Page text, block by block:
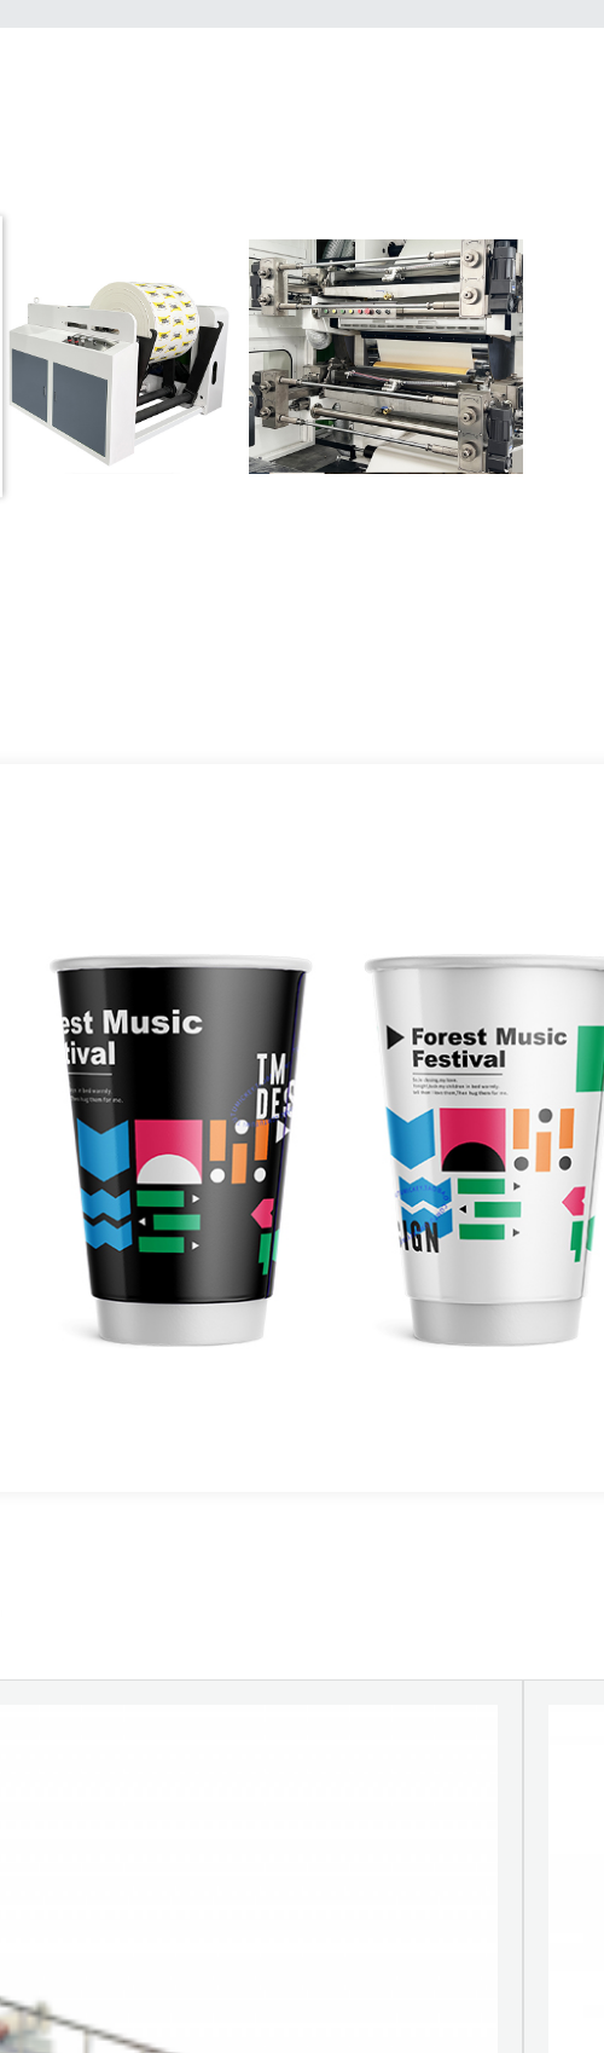
NÄYTENÄYTTÖ
CI-flexopainokoneella on laaja valikoima
käyttömateriaaleja, ja se soveltuu erittäin hyvin
erilaisiin materiaaleihin, kuten läpinäkyvään